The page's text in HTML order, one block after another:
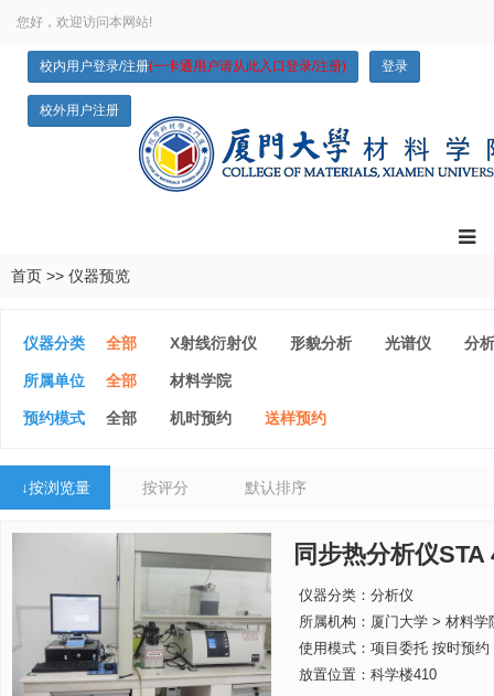
您好，欢迎访问本网站!
校内用户登录/注册(一卡通用户请从此入口登录/注册) 登录
校外用户注册
首页 >> 仪器预览
仪器分类 全部 X射线衍射仪 形貌分析 光谱仪
分
力学性能
光学性能
转基因平台
所属单位 全部 材料学院
预约模式 全部 机时预约 送样预约
↓按浏览量 按评分 默认排序
同步热分析仪STA
仪器分类：分析仪
所属机构： 厦门大学 > 材料学
使用模式：项目委托 按时预约
放置位置：科学楼410